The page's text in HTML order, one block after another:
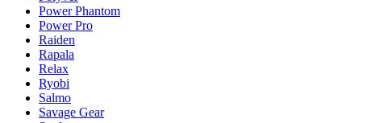
Power Phantom
Power Pro
Raiden
Rapala
Relax
Ryobi
Salmo
Savage Gear